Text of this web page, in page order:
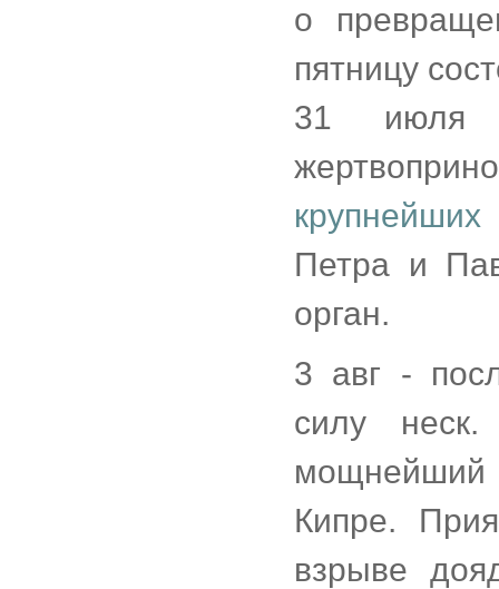
о
пятницу
31 июля
Петра и
орган.
3 авг -
силу
Кипре.
взрыве